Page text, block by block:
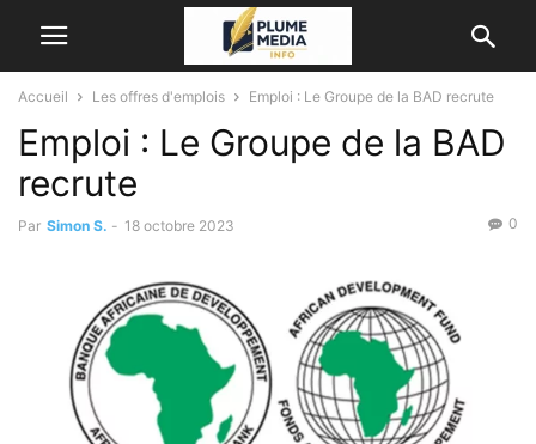
Accueil Les offres d'emplois Emploi : Le Groupe de la BAD recrute
Emploi : Le Groupe de la BAD
recrute
Par Simon S. - 18 octobre 2023 0